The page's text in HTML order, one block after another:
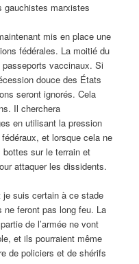
gauchistes marxistes
mis en place une
fédérales. La moitié du
vaccinaux. Si
douce des États
seront ignorés. Cela
Il cherchera
en utilisant la pression
et lorsque cela ne
sur le terrain et
attaquer les dissidents.
suis certain à ce stade
ne feront pas long feu. La
de l’armée ne vont
et ils pourraient même
de policiers et de shérifs